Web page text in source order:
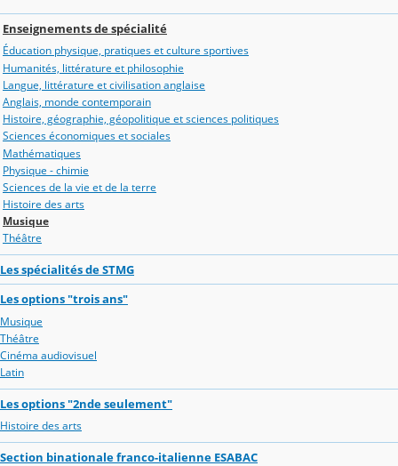
Enseignements de spécialité
Éducation physique, pratiques et culture sportives
Humanités, littérature et philosophie
Langue, littérature et civilisation anglaise
Anglais, monde contemporain
Histoire, géographie, géopolitique et sciences politiques
Sciences économiques et sociales
Mathématiques
Physique - chimie
Sciences de la vie et de la terre
Histoire des arts
Musique
Théâtre
Les spécialités de STMG
Les options "trois ans"
Musique
Théâtre
Cinéma audiovisuel
Latin
Les options "2nde seulement"
Histoire des arts
Section binationale franco-italienne ESABAC